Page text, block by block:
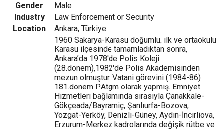
Gender
Male
Industry
Law Enforcement or Security
Location
Ankara, Türkiye
1960 Sakarya-Karasu doğumlu, ilk ve ortaokulu
Karasu ilçesinde tamamladıktan sonra,
Ankara’da 1978'de Polis Koleji
(28.dönem),1982'de Polis Akademisinden
mezun olmuştur. Vatani görevini (1984-86)
181.dönem P.Atgm olarak yapmış. Emniyet
Hizmetleri bağlamında sırasıyla Çanakkale-
Gökçeada/Bayramiç, Şanlıurfa-Bozova,
Yozgat-Yerköy, Denizli-Güney, Aydın-İncirliova,
Erzurum-Merkez kadrolarında değişik rütbe ve